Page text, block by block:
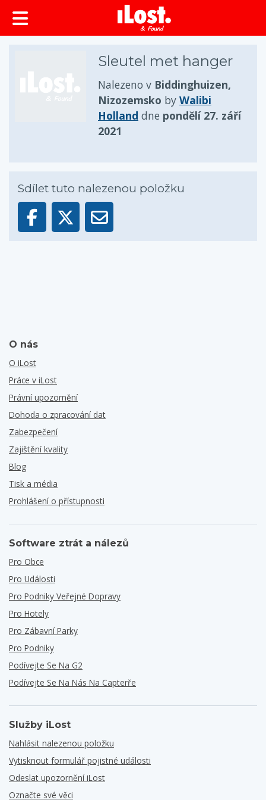
obsah
Sleutel met hanger
Nalezeno v Biddinghuizen,
Nizozemsko by Walibi
Holland dne pondělí 27. září
2021
Sdílet tuto nalezenou položku
O nás
O iLost
Práce v iLost
Právní upozornění
Dohoda o zpracování dat
Zabezpečení
Zajištění kvality
Blog
Tisk a média
Prohlášení o přístupnosti
Software ztrát a nálezů
Pro Obce
Pro Události
Pro Podniky Veřejné Dopravy
Pro Hotely
Pro Zábavní Parky
Pro Podniky
Podívejte Se Na G2
Podívejte Se Na Nás Na Capterře
Služby iLost
Nahlásit nalezenou položku
Vytisknout formulář pojistné události
Odeslat upozornění iLost
Označte své věci